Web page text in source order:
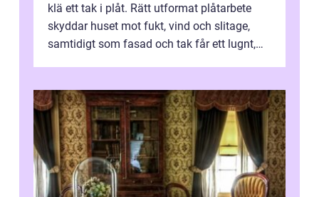
klä ett tak i plåt. Rätt utformat plåtarbete
skyddar huset mot fukt, vind och slitage,
samtidigt som fasad och tak får ett lugnt,